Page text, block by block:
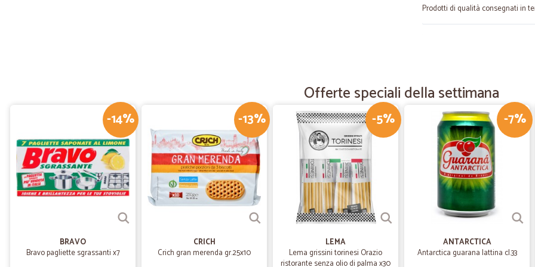
Prodotti di qualità consegnati in
— Mauro P.
merce ok
merce ok , prezzo esposto
attesa per 3 giorni poi il corriere
—Isabella R.
Tutto bene. Piccoli problemi con
attraverso personale gentile e
Offerte speciali della settimana
-14%
BRAVO
Bravo pagliette sgrassanti x7
-13%
CRICH
Crich gran merenda gr.25x10
-5%
LEMA
Lema grissini torinesi Orazio
ristorante senza olio di palma x30
-7%
ANTARCTICA
Antarctica guarana lattina cl.33